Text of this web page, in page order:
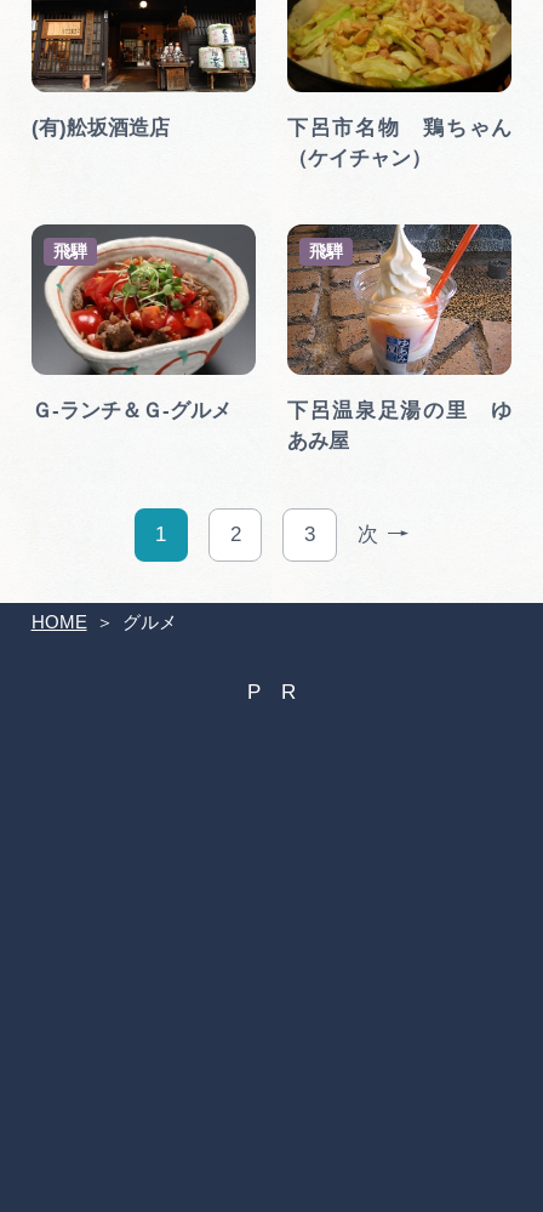
HOME グルメ
(有)舩坂酒造店
下呂市名物 鶏ちゃん
（ケイチャン）
Ｇ-ランチ＆Ｇ-グルメ
飛騨
下呂温泉足湯の里 ゆ
あみ屋
飛騨
1 2 3 次